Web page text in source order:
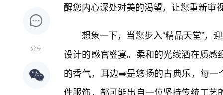
分享
醒您内心深处对美的渴望，让您重新审
想象一下，当您步入“精品天堂”，
设计的感官盛宴。柔和的光线洒在质
的香气，耳边➡️是悠扬的古典乐，每一
件服饰，都可能出自一位坚持传统工